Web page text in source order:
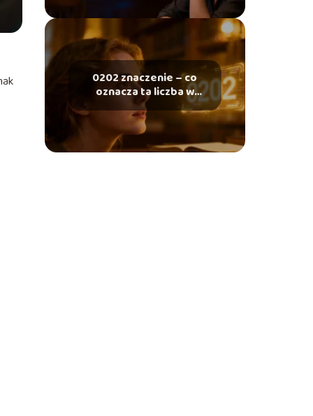
0202 znaczenie – co
oznacza ta liczba w
numerologii?